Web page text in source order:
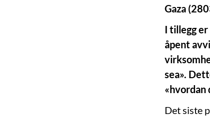
Gaza
I tillegg
åpent
sea».
«hvordan
Det siste